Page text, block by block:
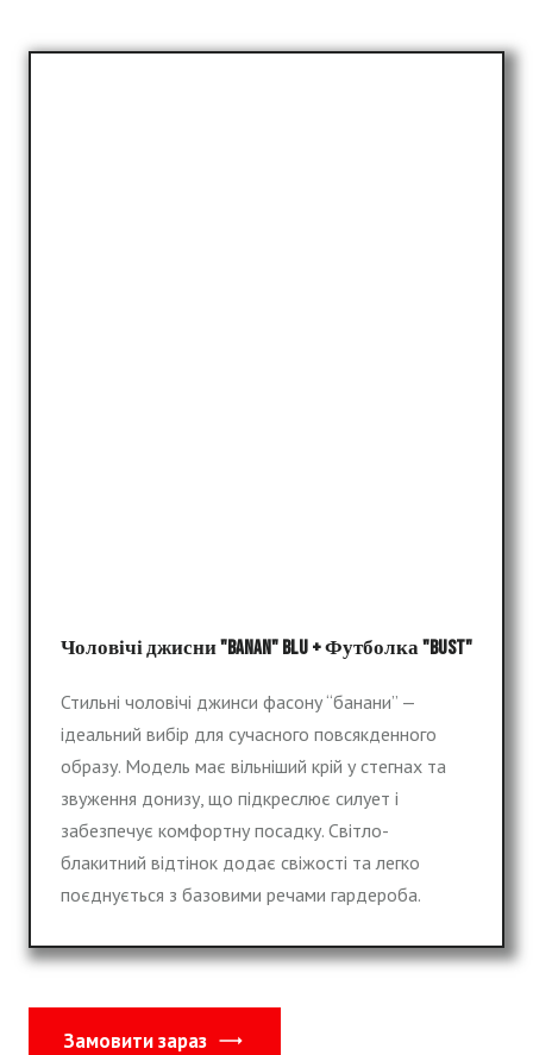
Чоловічі джисни "BANAN" BlU + Футболка "BUST"
Стильні чоловічі джинси фасону “банани” —
ідеальний вибір для сучасного повсякденного
образу. Модель має вільніший крій у стегнах та
звуження донизу, що підкреслює силует і
забезпечує комфортну посадку. Світло-
блакитний відтінок додає свіжості та легко
поєднується з базовими речами гардероба.
Замовити зараз